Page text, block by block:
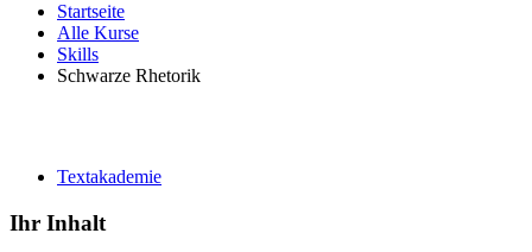
Startseite
Alle Kurse
Skills
Schwarze Rhetorik
Textakademie
Ihr Inhalt